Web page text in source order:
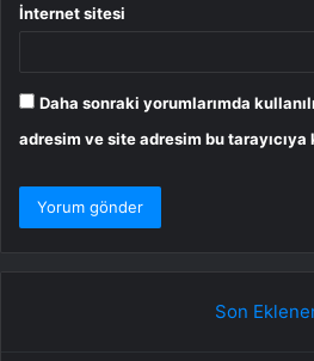
İnternet sitesi
Daha sonraki yorumlarımda
adresim ve site adresim bu
Son